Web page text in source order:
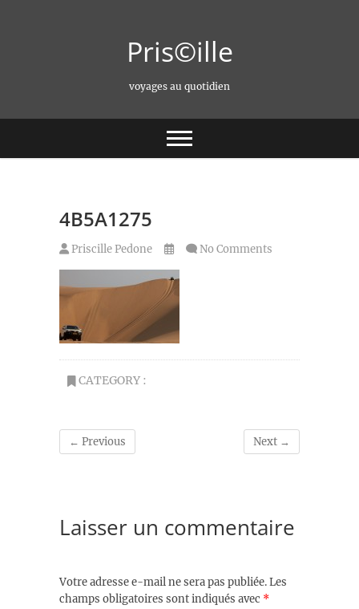
Pris©ille
voyages au quotidien
4B5A1275
Priscille Pedone No Comments
CATEGORY :
← Previous Next →
Laisser un commentaire
Votre adresse e-mail ne sera pas publiée.Les
champs obligatoires sont indiqués avec *